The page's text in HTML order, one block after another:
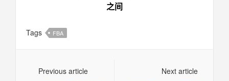
之间
Tags FBA
Next article
Previous article